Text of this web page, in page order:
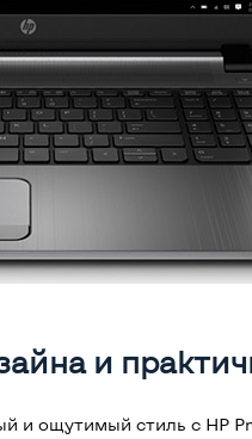
и
и ощутимый стиль с HP